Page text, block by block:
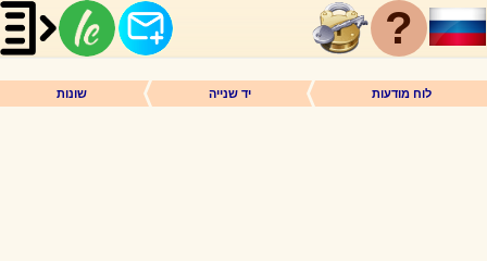
?
לוח מודעות יד שנייה שונות